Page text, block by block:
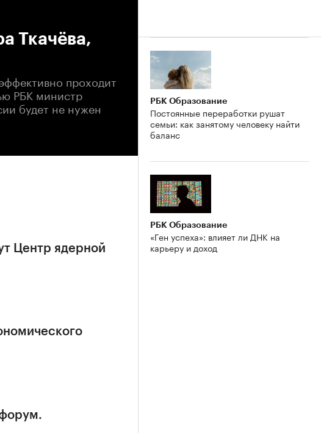
Ткачёва,
проходит
РБК министр
будет не нужен
Центр ядерной
РБК Образование
Постоянные переработки рушат
семьи: как занятому человеку найти
баланс
РБК Образование
«Ген успеха»: влияет ли ДНК на
карьеру и доход